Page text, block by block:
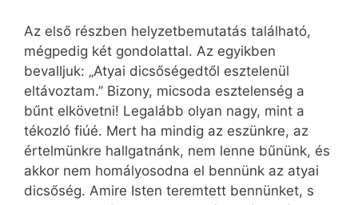
Az első részben helyzetbemutatás található,
mégpedig két gondolattal. Az egyikben
bevalljuk: „Atyai dicsőségedtől esztelenül
eltávoztam.” Bizony, micsoda esztelenség a
bűnt elkövetni! Legalább olyan nagy, mint a
tékozló fiúé. Mert ha mindig az eszünkre, az
értelmünkre hallgatnánk, nem lenne bűnünk, és
akkor nem homályosodna el bennünk az atyai
dicsőség. Amire Isten teremtett bennünket, s